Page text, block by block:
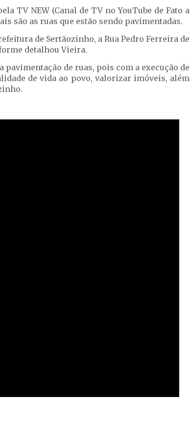
TV NEW (Canal de TV no YouTube de Fato a
são as ruas que estão sendo pavimentadas.
de Sertãozinho, a Rua Pedro Ferreira de
detalhou Vieira.
de ruas, pois com a execução de
de vida ao povo, valorizar imóveis, além